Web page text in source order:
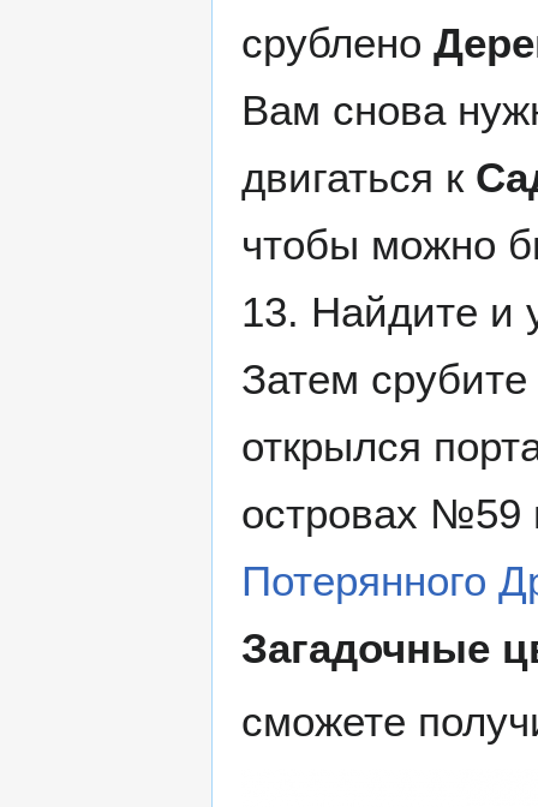
срублено
Вам снова
двигаться к
чтобы можно
13. Найдите и
Затем срубите
открылся
островах №59
Потерянного
Загадочные
сможете